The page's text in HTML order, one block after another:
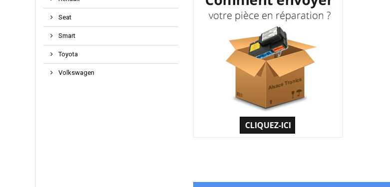
Seat
Smart
Toyota
Volkswagen